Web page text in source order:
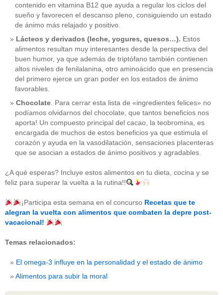
CATEGORÍAS
acido-folico (4)
alergias(3)
alimentos(22)
alimentos-perjudiaciales (17)
antioxidantes (6)
beneficios-salud(53)
calcio
corazon(1)
dietas(10)
embarazo
nutricion(3)
contenido en vitamina B12 que ayuda a regular los ciclos del
sueño y favorecen el descanso pleno, consiguiendo un estado
de ánimo más relajado y positivo.
Lácteos y derivados (leche, yogures, quesos…). Estos
alimentos resultan muy interesantes desde la perspectiva del
buen humor, ya que además de triptófano también contienen
altos niveles de fenilalanina, otro aminoácido que en presencia
del primero ejerce un gran poder en los estados de ánimo
favorables.
Chocolate. Para cerrar esta lista de «ingredientes felices» no
podíamos olvidarnos del chocolate, que tantos beneficios nos
aporta! Un compuesto principal del cacao, la teobromina, es
encargada de muchos de estos beneficios ya que estimula el
corazón y ayuda en la vasodilatación, sensaciones placenteras
que se asocian a estados de ánimo positivos y agradables.
¿A qué esperas? Incluye estos alimentos en tu dieta, cocina y se
feliz para superar la vuelta a la rutina!!
¡Participa esta semana en el concurso Recetas que te
alegran la vuelta con alimentos que combaten la depre post-
vacacional!
Temas relacionados:
El omega-3 influye en la personalidad y el estado de ánimo
Alimentos para subir la moral